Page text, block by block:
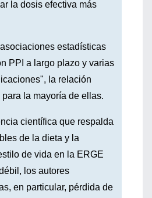
la dosis efectiva más
estadísticas
PPI a largo plazo y varias
la relación
la mayoría de ellas.
científica que respalda
de la dieta y la
de vida en la ERGE
los autores
en particular, pérdida de